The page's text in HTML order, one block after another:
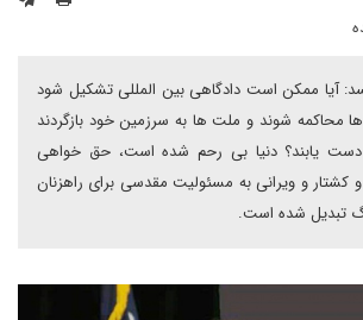
آیا ممکن است دادگاهی بین المللی تشکیل شود
محاکمه شوند و ملت ها به سرزمین خود بازگردند
دست یابند؟ دنیا بی رحم شده است، حق خواهی
کشتار و ویرانی به مسئولیت مقدسی برای راهزنان
تبدیل شده است.